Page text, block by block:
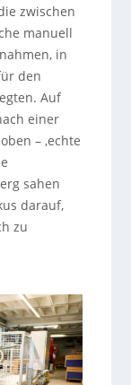
zwischen
manuell
in
den
Auf
einer
– ‚echte
sahen
darauf,
zu